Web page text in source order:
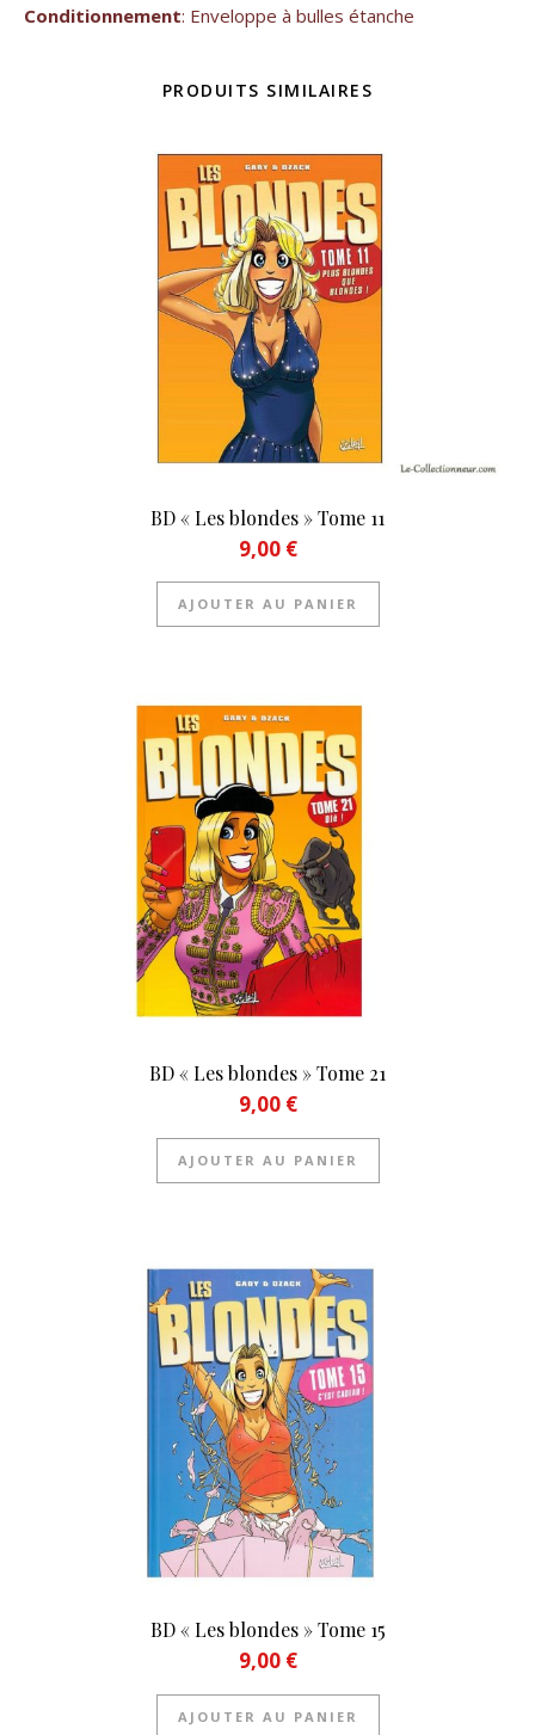
Conditionnement: Enveloppe à bulles étanche
PRODUITS SIMILAIRES
BD « Les blondes » Tome 11
9,00 €
AJOUTER AU PANIER
BD « Les blondes » Tome 21
9,00 €
AJOUTER AU PANIER
BD « Les blondes » Tome 15
9,00 €
AJOUTER AU PANIER